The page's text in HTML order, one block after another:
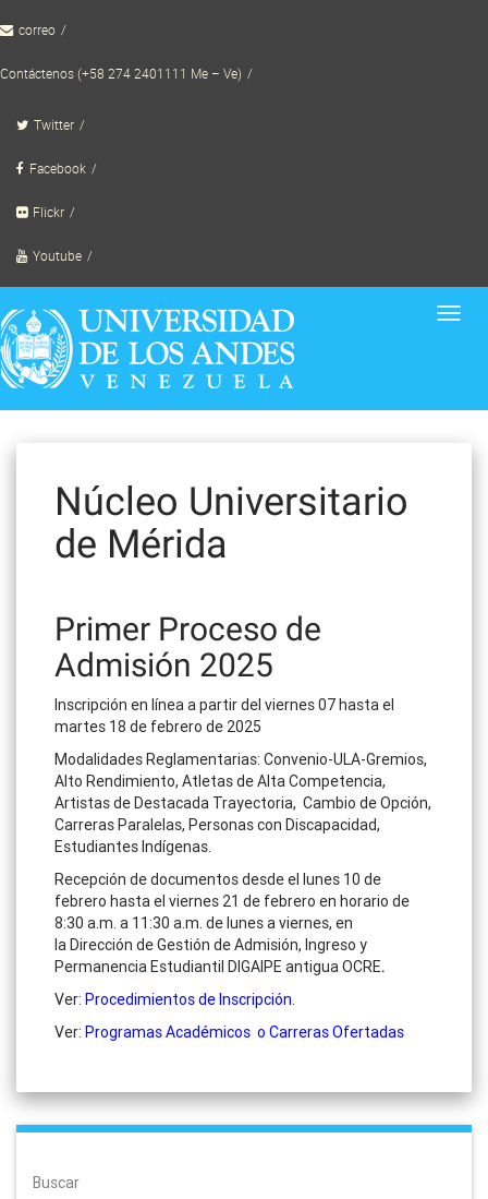
to correo
Contáctenos (+58 274 2401111 Me – Ve)
Twitter
Facebook
Flickr
Youtube
Núcleo Universitario
de Mérida
Primer Proceso de
Admisión 2025
Inscripción en línea a partir del viernes 07 hasta el
martes 18 de febrero de 2025
Modalidades Reglamentarias: Convenio-ULA-Gremios,
Alto Rendimiento, Atletas de Alta Competencia,
Artistas de Destacada Trayectoria, Cambio de Opción,
Carreras Paralelas, Personas con Discapacidad,
Estudiantes Indígenas.
Recepción de documentos desde el lunes 10 de
febrero hasta el viernes 21 de febrero en horario de
8:30 a.m. a 11:30 a.m. de lunes a viernes, en
la Dirección de Gestión de Admisión, Ingreso y
Permanencia Estudiantil DIGAIPE antigua OCRE.
Ver: Procedimientos de Inscripción.
Ver: Programas Académicos o Carreras Ofertadas
Buscar